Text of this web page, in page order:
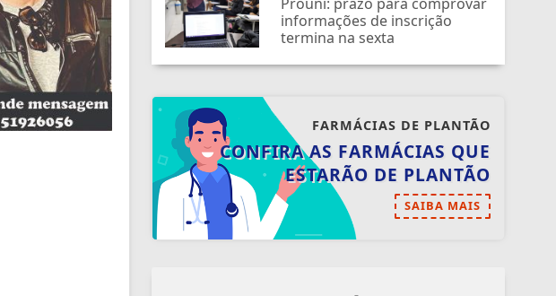
Prouni: prazo para comprovar
informações de inscrição
termina na sexta
FARMÁCIAS DE PLANTÃO
CONFIRA AS FARMÁCIAS QUE
ESTARÃO DE PLANTÃO
SAIBA MAIS